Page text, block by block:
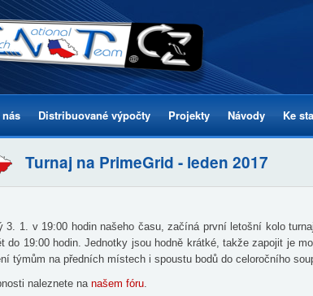
menu
nás Distribuované výpočty Projekty Návody Ke
Turnaj na PrimeGrid - leden 2017
3. 1. v 19:00 hodin našeho času, začíná první letošní kolo
do 19:00 hodin. Jednotky jsou hodně krátké, takže zapojit je
týmům na předních místech i spoustu bodů do celoročního
naleznete nanašem fóru.